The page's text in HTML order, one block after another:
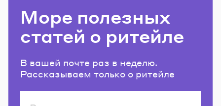
Море полезных
статей о ритейле
В вашей почте раз в неделю.
Рассказываем только о ритейле